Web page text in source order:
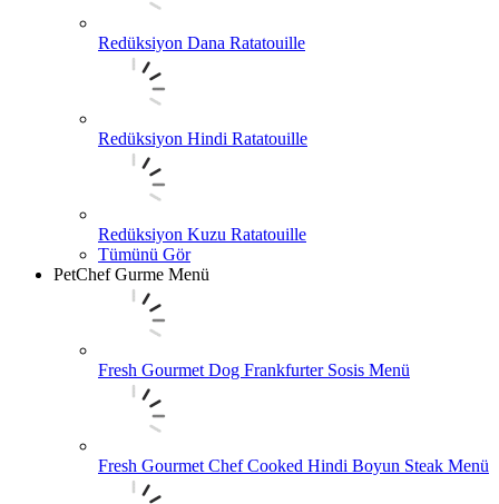
Redüksiyon Dana Ratatouille
Redüksiyon Hindi Ratatouille
Redüksiyon Kuzu Ratatouille
Tümünü Gör
PetChef Gurme Menü
Fresh Gourmet Dog Frankfurter Sosis Menü
Fresh Gourmet Chef Cooked Hindi Boyun Steak Menü